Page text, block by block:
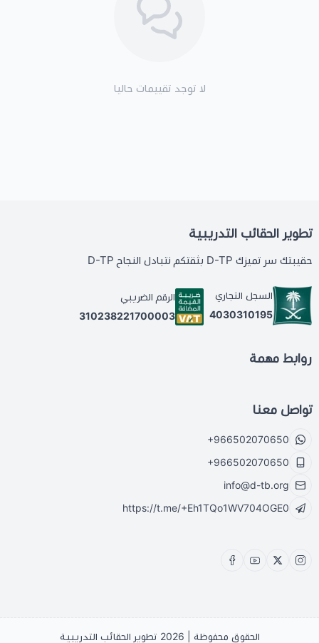
لا توجد تقييمات حاليا
تطوير الحقائب التدريبية
حقيبتك سر تميزك D-TP بثقتكم نتبادل النجاح D-TP
السجل التجاري
4030310195
الرقم الضريبي
310238221700003
روابط مهمة
تواصل معنا
+966502070650
+966502070650
info@d-tb.org
https://t.me/+Eh1TQo1WV704OGE0
الحقوق محفوظة | 2026 تطوير الحقائب التدريبية